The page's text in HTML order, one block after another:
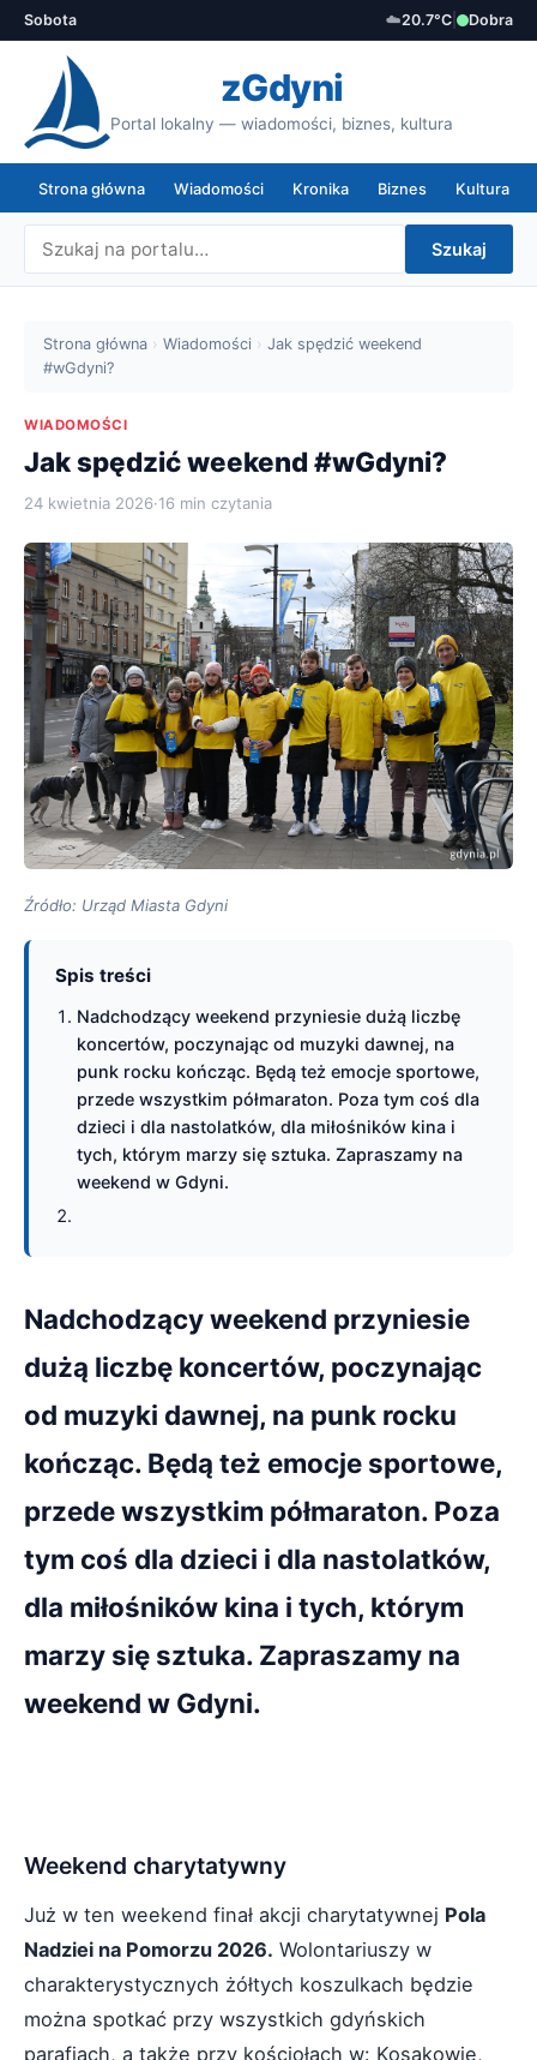
Sobota ☁️20.7°C Dobra
zGdyni
Portal lokalny — wiadomości, biznes, kultura
Strona główna Wiadomości Kronika Biznes Kultura
Szukaj
Strona główna › Wiadomości › Jak spędzić weekend
#wGdyni?
WIADOMOŚCI
Jak spędzić weekend #wGdyni?
24 kwietnia 2026·16 min czytania
Źródło: Urząd Miasta Gdyni
Spis treści
Nadchodzący weekend przyniesie dużą liczbę
koncertów, poczynając od muzyki dawnej, na
punk rocku kończąc. Będą też emocje sportowe,
przede wszystkim półmaraton. Poza tym coś dla
dzieci i dla nastolatków, dla miłośników kina i
tych, którym marzy się sztuka. Zapraszamy na
weekend w Gdyni.
Nadchodzący weekend przyniesie
dużą liczbę koncertów, poczynając
od muzyki dawnej, na punk rocku
kończąc. Będą też emocje sportowe,
przede wszystkim półmaraton. Poza
tym coś dla dzieci i dla nastolatków,
dla miłośników kina i tych, którym
marzy się sztuka. Zapraszamy na
weekend w Gdyni.
Weekend charytatywny
Już w ten weekend finał akcji charytatywnej Pola
Nadziei na Pomorzu 2026. Wolontariuszy w
charakterystycznych żółtych koszulkach będzie
można spotkać przy wszystkich gdyńskich
parafiach, a także przy kościołach w: Kosakowie,